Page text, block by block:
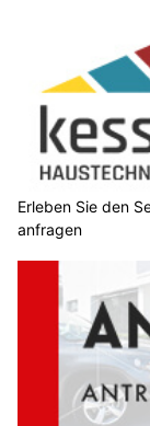
Erleben Sie den
anfragen